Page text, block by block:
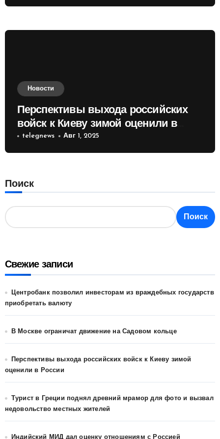
Новости
Перспективы выхода российских
войск к Киеву зимой оценили в
России
telegnews Авг 1, 2025
Поиск
Поиск
Свежие записи
Центробанк позволил инвесторам из враждебных государств
приобретать валюту
В Москве ограничат движение на Садовом кольце
Перспективы выхода российских войск к Киеву зимой
оценили в России
Турист в Греции поднял древний мрамор для фото и вызвал
недовольство местных жителей
Индийский МИД дал оценку отношениям с Россией